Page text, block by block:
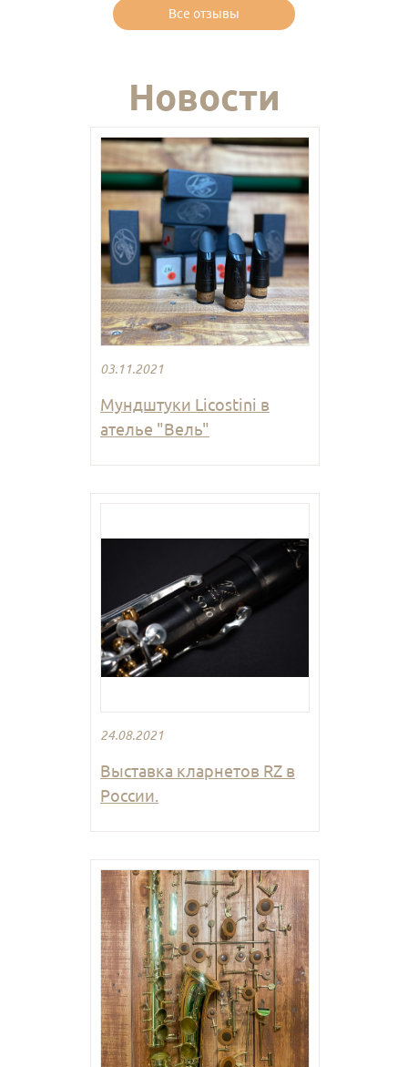
Все отзывы
Новости
03.11.2021
Мундштуки Licostini в
ателье "Вель"
24.08.2021
Выставка кларнетов RZ в
России.